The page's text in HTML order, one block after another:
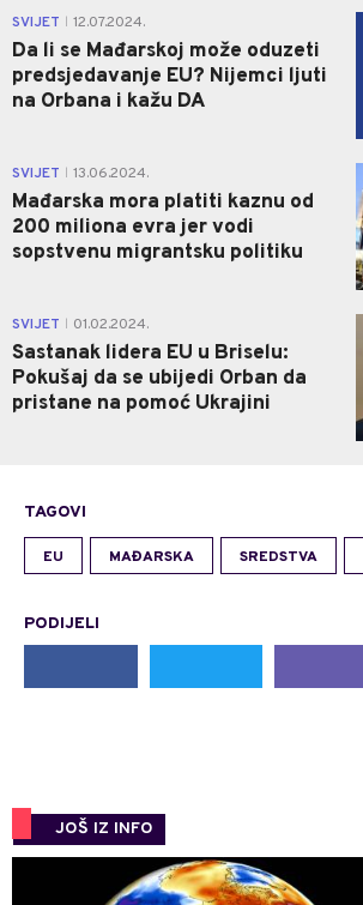
SVIJET 12.07.2024.
Da li se Mađarskoj može oduzeti
predsjedavanje EU? Nijemci ljuti
na Orbana i kažu DA
SVIJET 13.06.2024.
Mađarska mora platiti kaznu od
200 miliona evra jer vodi
sopstvenu migrantsku politiku
SVIJET 01.02.2024.
Sastanak lidera EU u Briselu:
Pokušaj da se ubijedi Orban da
pristane na pomoć Ukrajini
TAGOVI
EU MAĐARSKA SREDSTVA
PODIJELI
JOŠ IZ INFO